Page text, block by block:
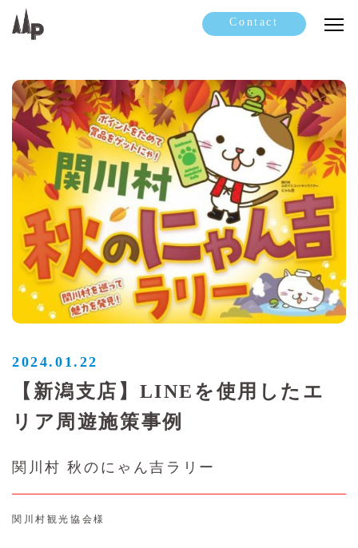
Contact
2024.01.22
【新潟支店】LINEを使用したエ
リア周遊施策事例
関川村 秋のにゃん吉ラリー
関川村観光協会様